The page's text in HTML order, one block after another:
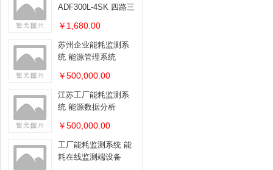
ADF300L-4SK 四路三
￥1,680.00
苏州企业能耗监测系
统 能源管理系统
￥500,000.00
江苏工厂能耗监测系
统 能源数据分析
￥500,000.00
工厂能耗监测系统 能
耗在线监测端设备